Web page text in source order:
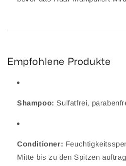
Empfohlene Produkte
Shampoo: Sulfatfrei,
Conditioner:
Mitte bis zu den Spitzen